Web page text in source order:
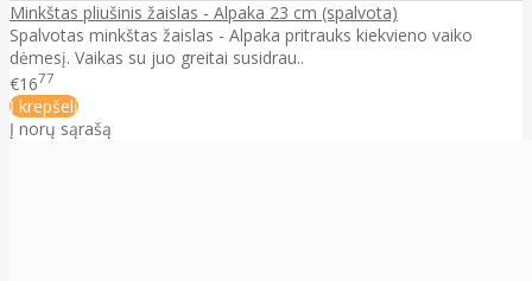
Minkštas pliušinis žaislas - Alpaka 23 cm (spalvota)
Spalvotas minkštas žaislas - Alpaka pritrauks kiekvieno vaiko
dėmesį. Vaikas su juo greitai susidrau..
€1677
Į krepšelį
Į norų sąrašą